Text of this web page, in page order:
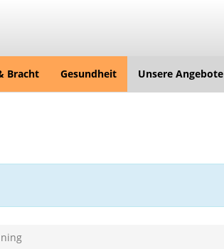
Bracht Gesundheit Unsere Angebote